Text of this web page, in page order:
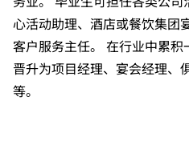
心活动助理、酒店或餐饮集团
客户服务主任。 在行业中累
晋升为项目经理、宴会经理、
等。